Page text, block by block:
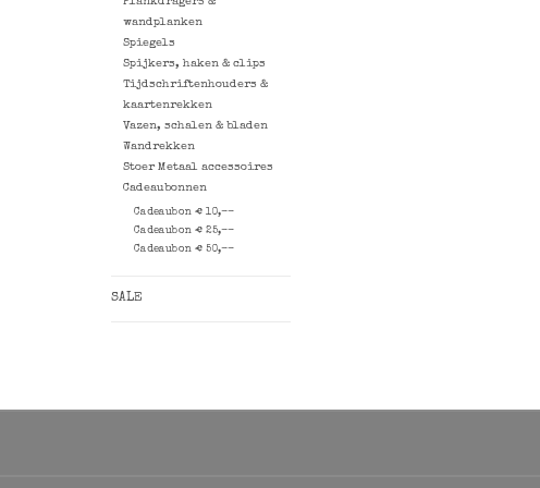
wandplanken
Spiegels
Spijkers, haken & clips
Tijdschriftenhouders &
kaartenrekken
Vazen, schalen & bladen
Wandrekken
Stoer Metaal accessoires
Cadeaubonnen
Cadeaubon € 10,--
Cadeaubon € 25,--
Cadeaubon € 50,--
SALE